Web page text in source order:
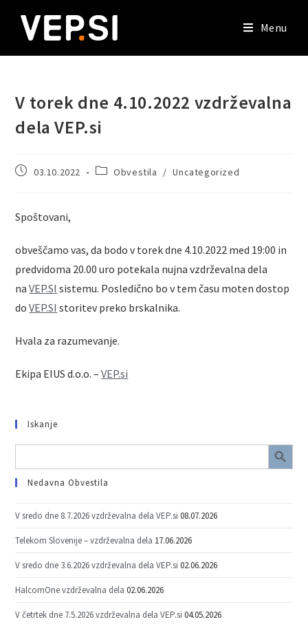
Menu
V torek dne 4.10.2022 vzdrževalna
dela VEP.si
03.10.2022 Obvestila / Uncategorized
Spoštovani,
obveščamo vas, da bodo v torek dne 4.10.2022 med 19:00 in
predvidoma 20.00 uro potekala nujna vzdrževalna dela
naVEP.SI sistemu. Posledično bo v tem času moten dostop
doVEP.SI storitev preko brskalnika.
Hvala za razumevanje.
Ekipa EIUS d.o.o. –VEP.si
Iskanje
Search SEARCH BUTTON
Nedavna Obvestila
V sredo dne 8.7.2026 vzdrževalna dela VEP.si 08.07.2026
Telekom Slovenije – vzdrževalna dela 17.06.2026
V sredo dne 3.6.2026 vzdrževalna dela VEP.si 02.06.2026
HalcomOne vzdrževalna dela 02.06.2026
V četrtek dne 7.5.2026 vzdrževalna dela VEP.si 04.05.2026